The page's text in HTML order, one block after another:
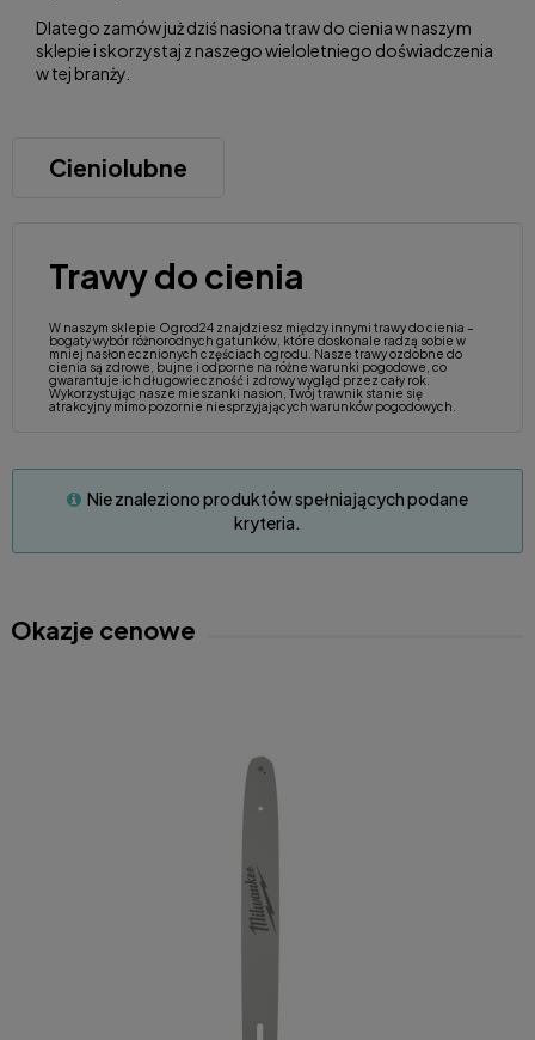
Cieniolubne
Trawy do cienia
W naszym sklepie Ogrod24 znajdziesz między innymi trawy do cienia –
bogaty wybór różnorodnych gatunków, które doskonale radzą sobie w
mniej nasłonecznionych częściach ogrodu. Nasze trawy ozdobne do
cienia są zdrowe, bujne i odporne na różne warunki pogodowe, co
gwarantuje ich długowieczność i zdrowy wygląd przez cały rok.
Wykorzystując nasze mieszanki nasion, Twój trawnik stanie się
atrakcyjny mimo pozornie niesprzyjających warunków pogodowych.
Nie znaleziono produktów spełniających podane
kryteria.
Dlatego zamów już dziś nasiona traw do cienia w naszym
sklepie i skorzystaj z naszego wieloletniego doświadczenia
w tej branży.
Okazje cenowe